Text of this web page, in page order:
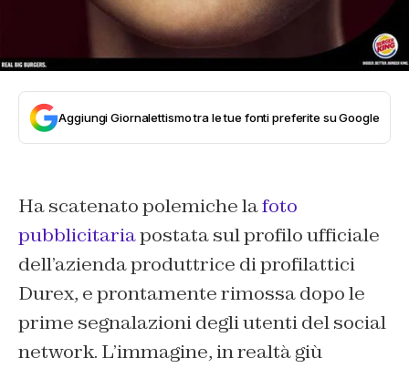
Aggiungi Giornalettismo tra le tue fonti preferite su Google
Ha scatenato polemiche lafoto
pubblicitariapostata sul profilo ufficiale
dell’azienda produttrice di profilattici
Durex, e prontamente rimossa dopo le
prime segnalazioni degli utenti del social
network. L’immagine, in realtà giù